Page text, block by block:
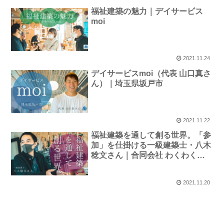
福祉建築の魅力｜デイサービス
moi
2021.11.24
デイサービスmoi（代表 山口真さ
ん）｜埼玉県坂戸市
2021.11.22
福祉建築を通して創る世界。「参
加」を仕掛ける一級建築士・八木
稔文さん｜合同会社 わくわくデ
2021.11.20